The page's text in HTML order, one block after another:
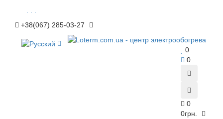
+38(067) 285-03-27
0
0
0
0грн.